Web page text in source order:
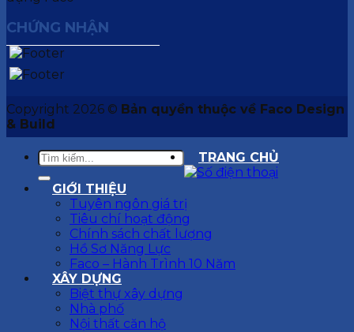
CHỨNG NHẬN
Copyright 2026 © Bản quyền thuộc về Faco Design
& Build
TRANG CHỦ
GIỚI THIỆU
Tuyên ngôn giá trị
Tiêu chí hoạt động
Chính sách chất lượng
Hồ Sơ Năng Lực
Faco – Hành Trình 10 Năm
XÂY DỰNG
Biệt thự xây dựng
Nhà phố
Nội thất căn hộ